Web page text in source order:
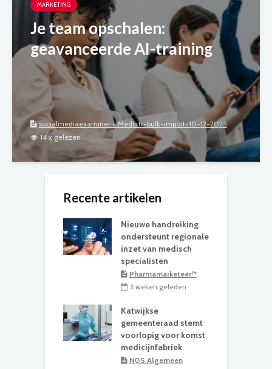
MARKETING
Je team opschalen:
geavanceerde AI-training
socialmediaexaminer - Medcrtr-bulk-import-10-12-2025
14 x gelezen
Recente artikelen
Nieuwe handreiking
ondersteunt regionale
inzet van medisch
specialisten
Pharmamarketeer™
3 weken geleden
Katwijkse
gemeenteraad stemt
voorlopig voor komst
medicijnfabriek
NOS Algemeen